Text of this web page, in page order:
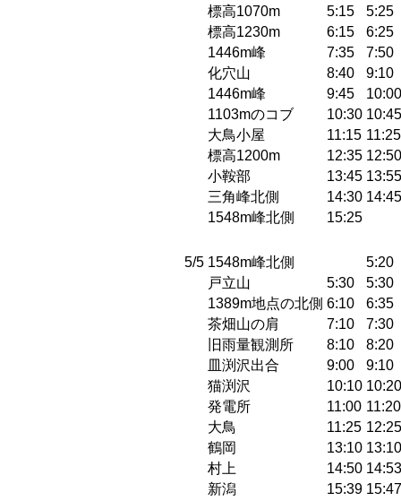
標高1070m
5:15
5:25
標高1230m
6:15
6:25
1446m峰
7:35
7:50
化穴山
8:40
9:10
1446m峰
9:45
10:00
1103mのコブ
10:30 10:45
大鳥小屋
11:15 11:25
標高1200m
12:35 12:50
小鞍部
13:45 13:55
三角峰北側
14:30 14:45
1548m峰北側
15:25
5/5 1548m峰北側
5:20
戸立山
5:30
5:30
1389m地点の北側 6:10
6:35
茶畑山の肩
7:10
7:30
旧雨量観測所
8:10
8:20
皿渕沢出合
9:00
9:10
猫渕沢
10:10 10:20
発電所
11:00 11:20
大鳥
11:25 12:25
鶴岡
13:10 13:10
村上
14:50 14:53
新潟
15:39 15:47